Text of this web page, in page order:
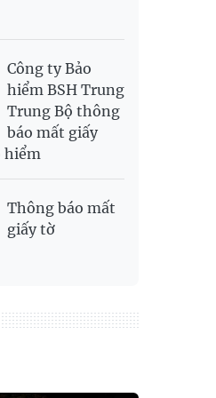
Công ty Bảo
hiểm BSH Trung
Trung Bộ thông
báo mất giấy
hiểm
Thông báo mất
giấy tờ